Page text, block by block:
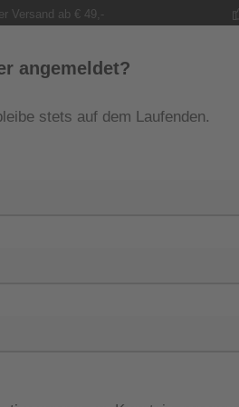
Versand ab € 49,-
angemeldet?
stets auf dem Laufenden.